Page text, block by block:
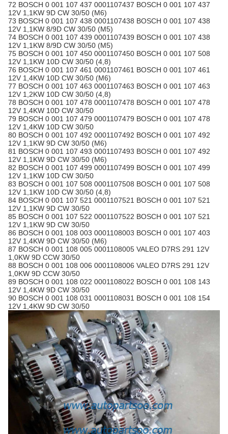
72 BOSCH 0 001 107 437 0001107437 BOSCH 0 001 107 437
12V 1,1KW 9D CW 30/50 (M6)
73 BOSCH 0 001 107 438 0001107438 BOSCH 0 001 107 438
12V 1,1KW 8/9D CW 30/50 (M5)
74 BOSCH 0 001 107 439 0001107439 BOSCH 0 001 107 438
12V 1,1KW 8/9D CW 30/50 (M5)
75 BOSCH 0 001 107 450 0001107450 BOSCH 0 001 107 508
12V 1,1KW 10D CW 30/50 (4,8)
76 BOSCH 0 001 107 461 0001107461 BOSCH 0 001 107 461
12V 1,4KW 10D CW 30/50 (M6)
77 BOSCH 0 001 107 463 0001107463 BOSCH 0 001 107 463
12V 1,2KW 10D CW 30/50 (4,8)
78 BOSCH 0 001 107 478 0001107478 BOSCH 0 001 107 478
12V 1,4KW 10D CW 30/50
79 BOSCH 0 001 107 479 0001107479 BOSCH 0 001 107 478
12V 1,4KW 10D CW 30/50
80 BOSCH 0 001 107 492 0001107492 BOSCH 0 001 107 492
12V 1,1KW 9D CW 30/50 (M6)
81 BOSCH 0 001 107 493 0001107493 BOSCH 0 001 107 492
12V 1,1KW 9D CW 30/50 (M6)
82 BOSCH 0 001 107 499 0001107499 BOSCH 0 001 107 499
12V 1,1KW 10D CW 30/50
83 BOSCH 0 001 107 508 0001107508 BOSCH 0 001 107 508
12V 1,1KW 10D CW 30/50 (4,8)
84 BOSCH 0 001 107 521 0001107521 BOSCH 0 001 107 521
12V 1,1KW 9D CW 30/50
85 BOSCH 0 001 107 522 0001107522 BOSCH 0 001 107 521
12V 1,1KW 9D CW 30/50
86 BOSCH 0 001 108 003 0001108003 BOSCH 0 001 107 403
12V 1,4KW 9D CW 30/50 (M6)
87 BOSCH 0 001 108 005 0001108005 VALEO D7RS 291 12V
1,0KW 9D CCW 30/50
88 BOSCH 0 001 108 006 0001108006 VALEO D7RS 291 12V
1,0KW 9D CCW 30/50
89 BOSCH 0 001 108 022 0001108022 BOSCH 0 001 108 143
12V 1,4KW 9D CW 30/50
90 BOSCH 0 001 108 031 0001108031 BOSCH 0 001 108 154
12V 1,4KW 9D CW 30/50